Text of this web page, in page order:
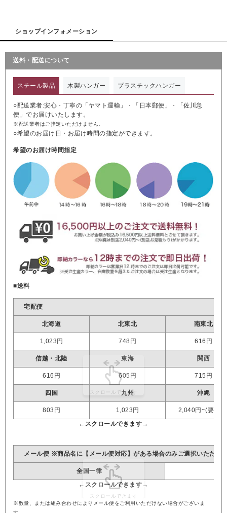
ショップインフォメーション
送料・配送について
スチール製品 木製ハンガー プラスチックハンガー
○配送業者:安心・丁寧の「ヤマト運輸」・「日本郵便」・「佐川急
便」でお届けいたします。
※配送業者はご指定いただけません。
○希望のお届け日・お届け時間の指定ができます。
希望のお届け時間指定
■送料
宅配便
北海道 北東北 南東北
1,023円 748円 616円
信越・北陸 東海 関西
616円 605円 715円
四国 九州 沖縄
803円 1,023円 2,040円~(要見
メール便 ※商品名に【メール便対応】がある場合のみご選択いただけ
全国一律
※数量、または組み合わせによりメール便をご利用いただけない場合がございま